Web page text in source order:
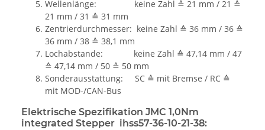
Wellenlänge: keine Zahl ≙ 21 mm / 21 ≙
21 mm / 31 ≙ 31 mm
Zentrierdurchmesser: keine Zahl ≙ 36 mm / 36 ≙
36 mm / 38 ≙ 38,1 mm
Lochabstande: keine Zahl ≙ 47,14 mm / 47
≙ 47,14 mm / 50 ≙ 50 mm
Sonderausstattung: SC ≙ mit Bremse / RC ≙
mit MOD-/CAN-Bus
Elektrische Spezifikation JMC 1,0Nm
integrated Stepper ihss57-36-10-21-38: